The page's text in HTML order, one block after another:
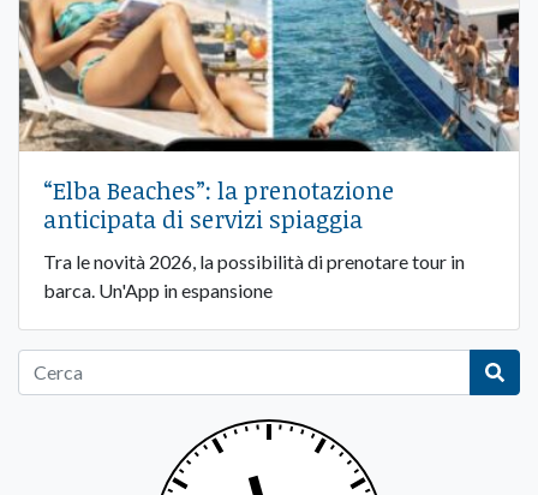
“Elba Beaches”: la prenotazione
anticipata di servizi spiaggia
Tra le novità 2026, la possibilità di prenotare tour in
barca. Un'App in espansione